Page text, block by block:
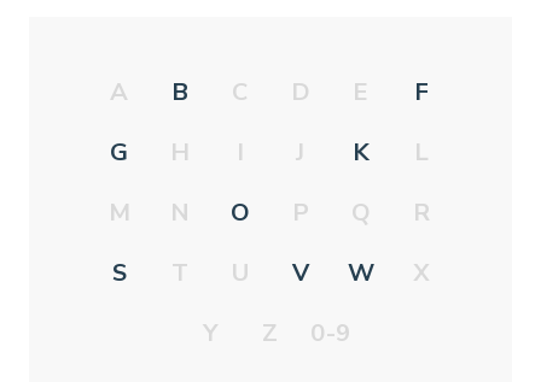
A B C D E
F
G
H I J K
L
M
N O P Q
R
S
T U V W
X
Y
Z 0-9